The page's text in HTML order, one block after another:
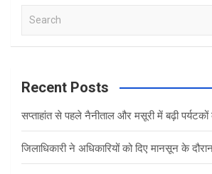
a
c
Recent Posts
सप्ताहांत से पहले नैनीताल और मसूरी में बढ़ी पर्यटकों
जिलाधिकारी ने अधिकारियों को दिए मानसून के